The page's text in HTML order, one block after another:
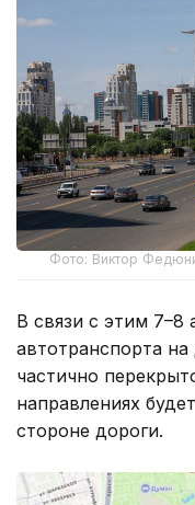
Фото: Виктор
В связи с этим 7–8
автотранспорта
частично
направлениях
стороне дороги.